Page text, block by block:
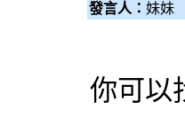
發言人： 妹妹
你可以